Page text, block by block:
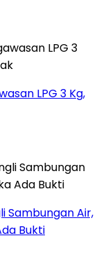
LPG 3 Kg,
Sambungan Air,
Bukti